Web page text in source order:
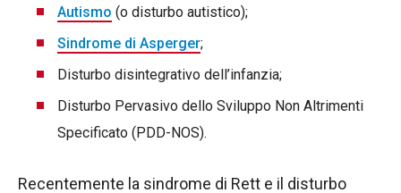
Autismo (o disturbo autistico);
Sindrome di Asperger;
Disturbo disintegrativo dell’infanzia;
Disturbo Pervasivo dello Sviluppo Non Altrimenti
Specificato (PDD-NOS).
Recentemente la sindrome di Rett e il disturbo